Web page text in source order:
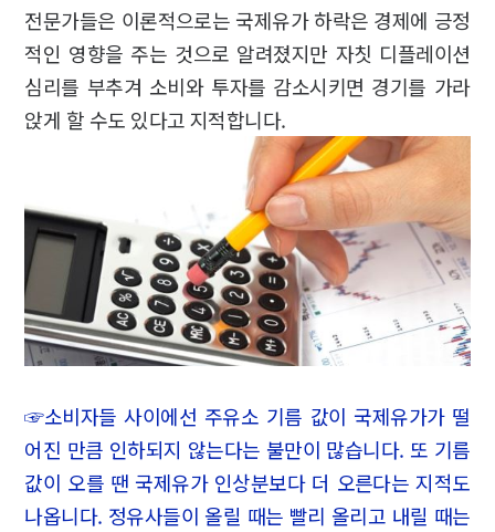
전문가들은 이론적으로는 국제유가 하락은 경제에 긍정
적인 영향을 주는 것으로 알려졌지만 자칫 디플레이션
심리를 부추겨 소비와 투자를 감소시키면 경기를 가라
앉게 할 수도 있다고 지적합니다.
☞소비자들 사이에선 주유소 기름 값이 국제유가가 떨
어진 만큼 인하되지 않는다는 불만이 많습니다. 또 기름
값이 오를 땐 국제유가 인상분보다 더 오른다는 지적도
나옵니다. 정유사들이 올릴 때는 빨리 올리고 내릴 때는